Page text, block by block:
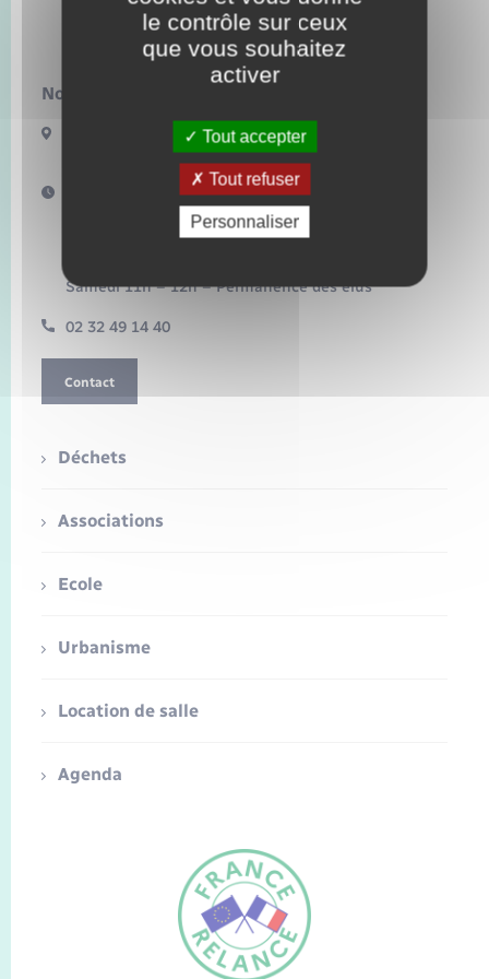
FR
Voirie et espace public
Bacqueville
Nous contacter :
17 Bis Route de Bonnemare
27440 BACQUEVILLE
Horaires d'ouverture :
Mardi 16h – 18h30
Mercredi 10h – 12h
Samedi 11h – 12h – Permanence des élus
02 32 49 14 40
Contact
Déchets
Associations
Ecole
Urbanisme
Location de salle
Agenda
le contrôle sur ceux
que vous souhaitez
activer
Tout accepter
Tout refuser
Personnaliser